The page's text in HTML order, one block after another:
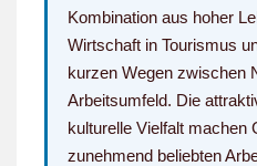
Kombination aus hoher
Wirtschaft in Tourismus
kurzen Wegen zwischen
Arbeitsumfeld. Die
kulturelle Vielfalt machen
zunehmend beliebten